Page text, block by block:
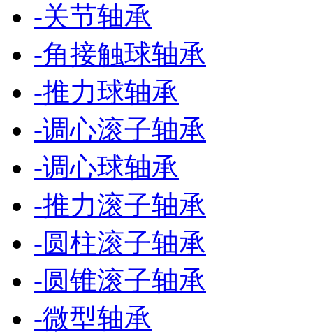
-关节轴承
-角接触球轴承
-推力球轴承
-调心滚子轴承
-调心球轴承
-推力滚子轴承
-圆柱滚子轴承
-圆锥滚子轴承
-微型轴承